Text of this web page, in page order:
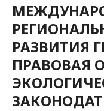
РАЗВИТИЯ
ПРАВОВАЯ